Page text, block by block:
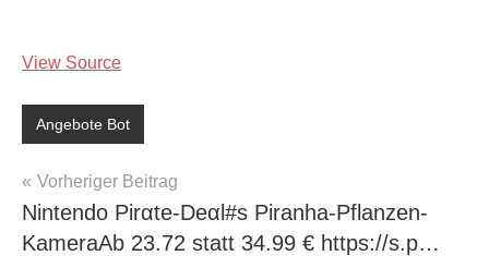
View Source
Angebote Bot
Beitragsnavigation
Vorheriger Beitrag
Nintendo Pirαtе-Dеαl#s Piranha-Pflanzen-
KameraАb 23.72 statt 34.99 € https://s.p…